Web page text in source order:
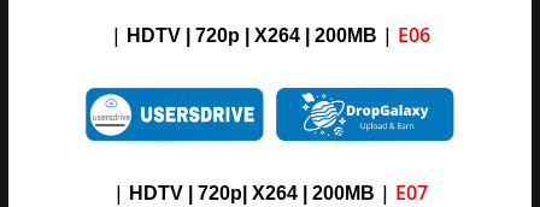
| HDTV | 720p | X264 | 200MB | E06
| HDTV | 720p| X264 | 200MB | E07